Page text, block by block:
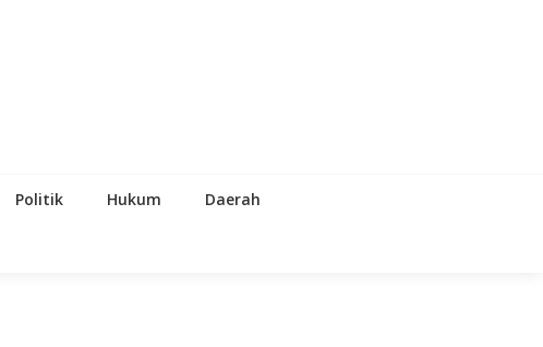
Politik Hukum Daerah